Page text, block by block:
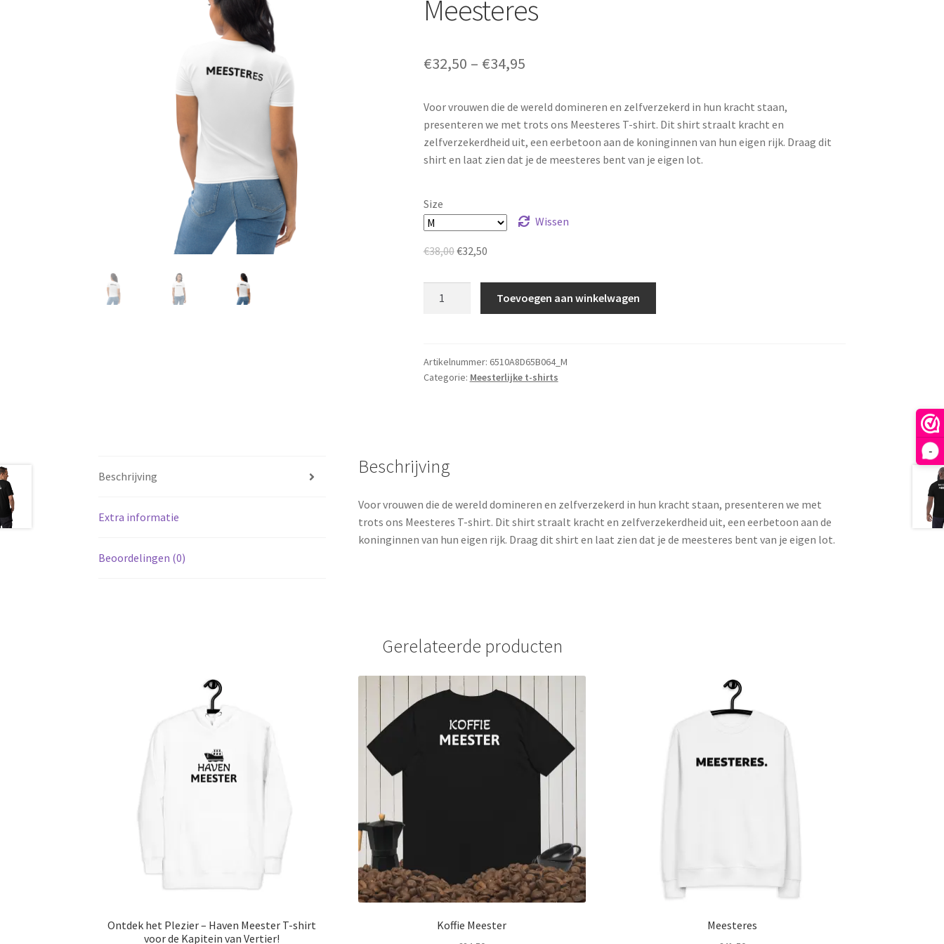
-
Meesteres
€32,50 – €34,95
Voor vrouwen die de wereld domineren en zelfverzekerd in hun kracht staan,
presenteren we met trots ons Meesteres T-shirt. Dit shirt straalt kracht en
zelfverzekerdheid uit, een eerbetoon aan de koninginnen van hun eigen rijk. Draag dit
shirt en laat zien dat je de meesteres bent van je eigen lot.
Size
Wissen
€38,00Oorspronkelijke
was:
€32,50Huidige
is:
€32,50.
Toevoegen aan winkelwagen
Artikelnummer: 6510A8D65B064_M
Categorie: Meesterlijke t-shirts
Beschrijving
Extra informatie
Beoordelingen (0)
Beschrijving
Voor vrouwen die de wereld domineren en zelfverzekerd in hun kracht staan, presenteren we met
trots ons Meesteres T-shirt. Dit shirt straalt kracht en zelfverzekerdheid uit, een eerbetoon aan de
koninginnen van hun eigen rijk. Draag dit shirt en laat zien dat je de meesteres bent van je eigen lot.
Gerelateerde producten
Ontdek het Plezier – Haven Meester T-shirt
voor de Kapitein van Vertier!
Koffie Meester Meesteres